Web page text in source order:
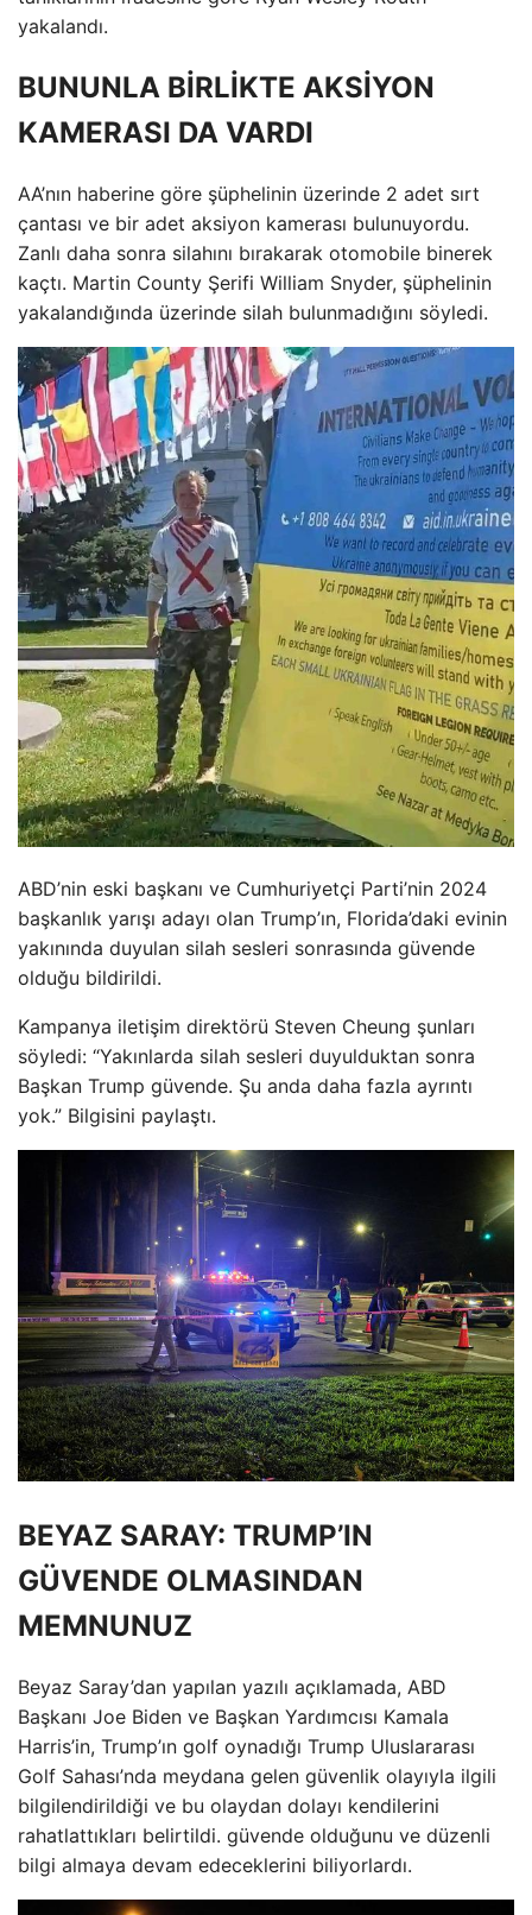
yakalandı.
BUNUNLA BİRLİKTE AKSİYON
KAMERASI DA VARDI
AA’nın haberine göre şüphelinin üzerinde 2 adet sırt
çantası ve bir adet aksiyon kamerası bulunuyordu.
Zanlı daha sonra silahını bırakarak otomobile binerek
kaçtı. Martin County Şerifi William Snyder, şüphelinin
yakalandığında üzerinde silah bulunmadığını söyledi.
ABD’nin eski başkanı ve Cumhuriyetçi Parti’nin 2024
başkanlık yarışı adayı olan Trump’ın, Florida’daki evinin
yakınında duyulan silah sesleri sonrasında güvende
olduğu bildirildi.
Kampanya iletişim direktörü Steven Cheung şunları
söyledi: “Yakınlarda silah sesleri duyulduktan sonra
Başkan Trump güvende. Şu anda daha fazla ayrıntı
yok.” Bilgisini paylaştı.
BEYAZ SARAY: TRUMP’IN
GÜVENDE OLMASINDAN
MEMNUNUZ
Beyaz Saray’dan yapılan yazılı açıklamada, ABD
Başkanı Joe Biden ve Başkan Yardımcısı Kamala
Harris’in, Trump’ın golf oynadığı Trump Uluslararası
Golf Sahası’nda meydana gelen güvenlik olayıyla ilgili
bilgilendirildiği ve bu olaydan dolayı kendilerini
rahatlattıkları belirtildi. güvende olduğunu ve düzenli
bilgi almaya devam edeceklerini biliyorlardı.